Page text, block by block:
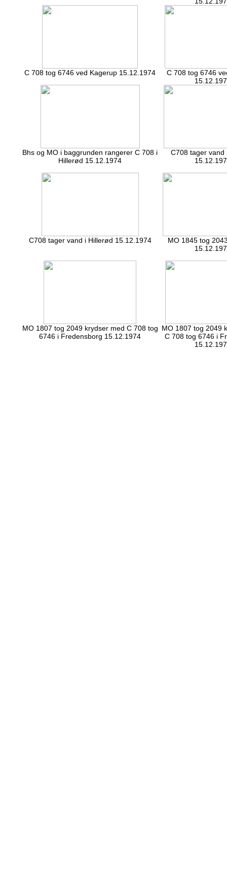
C 708 tog 6746 ved Kagerup 15.12.1974
C 708 tog 6746
Bhs og MO i baggrunden rangerer C 708 i
Hillerød 15.12.1974
C708 tager vand
C708 tager vand i Hillerød 15.12.1974
MO 1845 tog
MO 1807 tog 2049 krydser med C 708 tog
6746 i Fredensborg 15.12.1974
MO 1807 tog 2049
C 708 tog 6746 i